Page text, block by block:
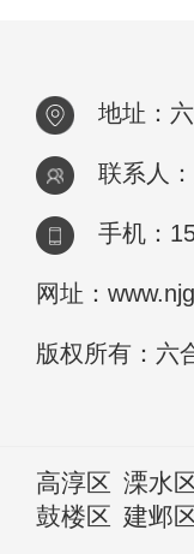
地址：
联系人
手机：
网址：
版权所有：六
高淳区 溧水
鼓楼区 建邺